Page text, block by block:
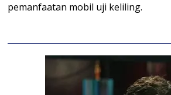
pemanfaatan mobil uji keliling.